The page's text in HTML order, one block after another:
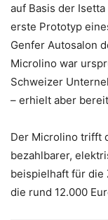
auf Basis der
erste Prototyp
Genfer Autosalon
Microlino war
Schweizer
– erhielt aber
Der Microlino trifft
bezahlbarer,
beispielhaft für die
die rund 12.000